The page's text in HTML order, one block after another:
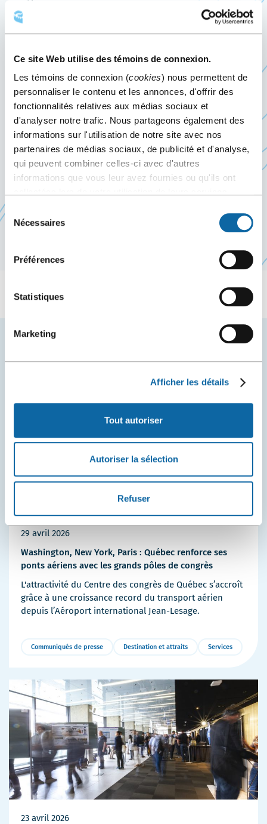
Ce site Web utilise des témoins de connexion.
Les témoins de connexion (cookies) nous permettent de
personnaliser le contenu et les annonces, d'offrir des
fonctionnalités relatives aux médias sociaux et
d'analyser notre trafic. Nous partageons également des
informations sur l'utilisation de notre site avec nos
partenaires de médias sociaux, de publicité et d'analyse,
qui peuvent combiner celles-ci avec d'autres
informations que vous leur avez fournies ou qu'ils ont
Nécessaires
Préférences
Statistiques
Marketing
Afficher les détails
Tout autoriser
Autoriser la sélection
Refuser
Québec offre des
polyvalentes, à deux pas du Vieux-Québec.
Accueillant des événements d'envergure, le Centre
génère par ses activités d’importantes retombées
économiques.Certifié LEED, BOMA BESt et
Quality Gold Standards
, nommé meilleur palais
des congrès au monde (AIPC APEX Award ) en 2006
et finaliste en 2014, le Centre se distingue par ses
hauts standards de gestion, le savoir-faire de son
personnel et l’excellence de son service à la
VOUS AIMEREZ AUSSI
29 avril 2026
Washington, New York, Paris : Québec renforce ses
ponts aériens avec les grands pôles de congrès
L'attractivité du Centre des congrès de Québec s’accroît
grâce à une croissance record du transport aérien
depuis l’Aéroport international Jean-Lesage.
Communiqués de presse Destination et attraits Services
Plus
23 avril 2026